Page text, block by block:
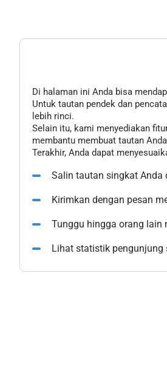
Di halaman ini Anda bisa
Untuk tautan pendek dan
lebih rinci.
Selain itu, kami menyediakan
membantu membuat tautan
Terakhir, Anda dapat
Salin tautan singkat Anda
Kirimkan dengan pesan
Tunggu hingga orang lain
Lihat statistik pengunjung